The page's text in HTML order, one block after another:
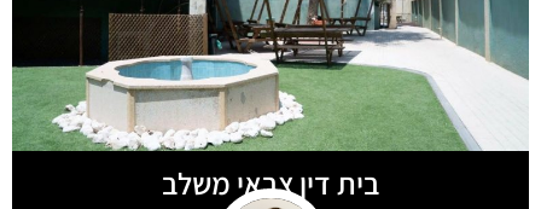
בית דין צבאי משלב